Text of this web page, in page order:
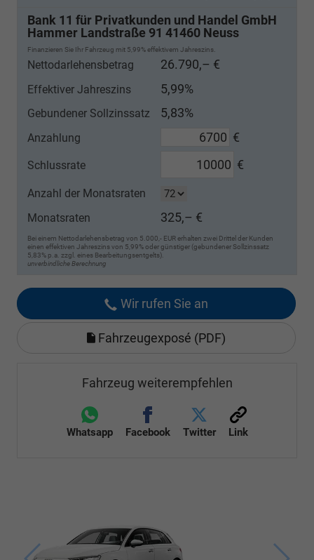
Bank 11 für Privatkunden und Handel GmbH
Hammer Landstraße 91 41460 Neuss
Finanzieren Sie Ihr Fahrzeug mit 5,99% effektivem Jahreszins.
Nettodarlehensbetrag 26.790,– €
Effektiver Jahreszins 5,99%
Gebundener Sollzinssatz 5,83%
Anzahlung €
Schlussrate €
Anzahl der Monatsraten
Monatsraten
325,– €
Bei einem Nettodarlehensbetrag von 5.000,- EUR erhalten zwei Drittel der Kunden
einen effektiven Jahreszins von 5,99% oder günstiger (gebundener Sollzinssatz
5,83% p.a. zzgl. eines Bearbeitungsentgelts).
unverbindliche Berechnung
Wir rufen Sie an
Fahrzeugexposé (PDF)
Fahrzeug weiterempfehlen
Whatsapp Facebook Twitter Link